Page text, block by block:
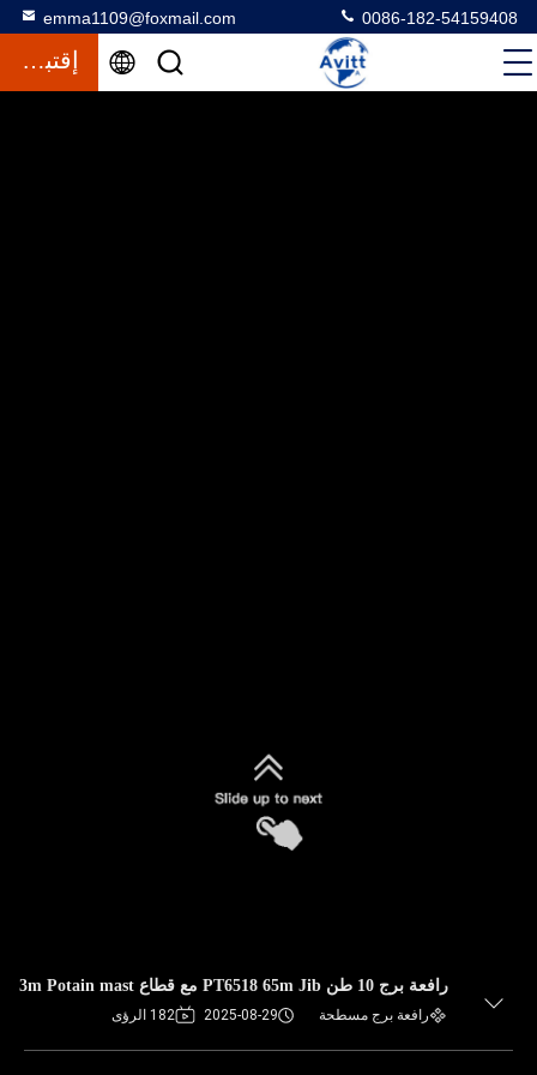
emma1109@foxmail.com 0086-182-54159408
إقتباس
رافعة برج 10 طن PT6518 65m Jib مع قطاع 3m Potain mast
رافعة برج مسطحة 2025-08-29 182 الرؤى